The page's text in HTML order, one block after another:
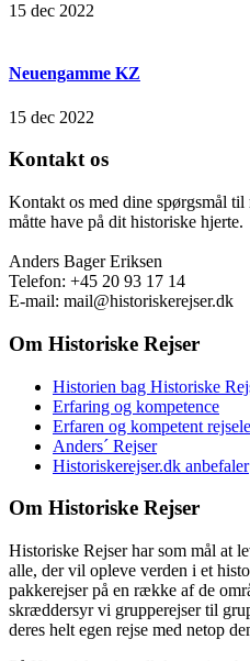
15 dec 2022
Neuengamme KZ
15 dec 2022
Kontakt os
Kontakt os med dine spørgsmål til
måtte have på dit historiske hjerte.
Anders Bager Eriksen
Telefon: +45 20 93 17 14
E-mail: mail@historiskerejser.dk
Om Historiske Rejser
Historien bag Historiske
Erfaring og kompetence
Erfaren og kompetent
Anders´ Rejser
Historiskerejser.dk anbefaler
Om Historiske Rejser
Historiske Rejser har som mål at
alle, der vil opleve verden i et
pakkerejser på en række af de
skræddersyr vi grupperejser til
deres helt egen rejse med netop